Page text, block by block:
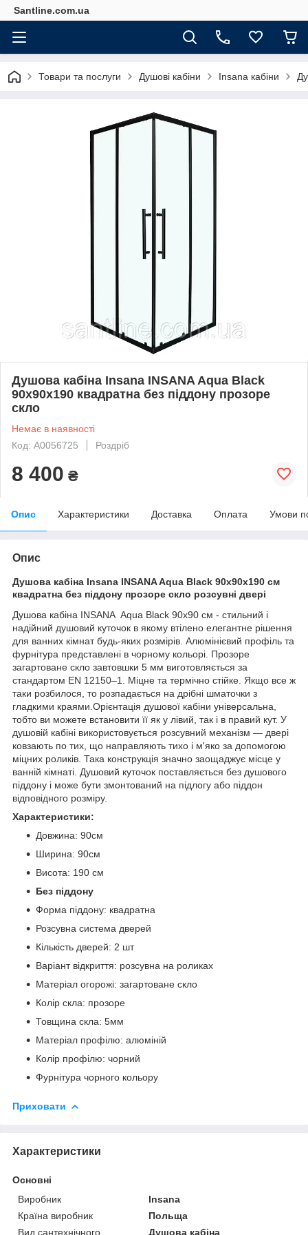
Santline.com.ua
Товари та послуги Душові кабіни Insana кабіни
Душова кабіна Insana INSANA Aqua Black
90х90х190 квадратна без піддону прозоре
скло
Немає в наявності
Код: А0056725
Роздріб
8 400 ₴
Опис Характеристики Доставка Оплата Умови
Опис
Душова кабіна Insana INSANA Aqua Black 90х90х190 см
квадратна без піддону прозоре скло розсувні двері
Душова кабіна INSANA Aqua Black 90х90 см - стильний і
надійний душовий куточок в якому втілено елегантне рішення
для ванних кімнат будь-яких розмірів. Алюмінієвий профіль та
фурнітура представлені в чорному кольорі. Прозоре
загартоване скло завтовшки 5 мм виготовляється за
стандартом EN 12150–1. Міцне та термічно стійке. Якщо все ж
таки розбилося, то розпадається на дрібні шматочки з
гладкими краями.Орієнтація душової кабіни універсальна,
тобто ви можете встановити її як у лівий, так і в правий кут. У
душовій кабіні використовується розсувний механізм — двері
ковзають по тих, що направляють тихо і м'яко за допомогою
міцних роликів. Така конструкція значно заощаджує місце у
ванній кімнаті. Душовий куточок поставляється без душового
піддону і може бути змонтований на підлогу або піддон
відповідного розміру.
Характеристики:
Довжина: 90см
Ширина: 90см
Висота: 190 см
Без піддону
Форма піддону: квадратна
Розсувна система дверей
Кількість дверей: 2 шт
Варіант відкриття: розсувна на роликах
Матеріал огорожі: загартоване скло
Колір скла: прозоре
Товщина скла: 5мм
Матеріал профілю: алюміній
Колір профілю: чорний
Фурнітура чорного кольору
Приховати
Характеристики
Основні
Виробник
Insana
Країна виробник
Польща
Вид сантехнічного
Душова кабіна